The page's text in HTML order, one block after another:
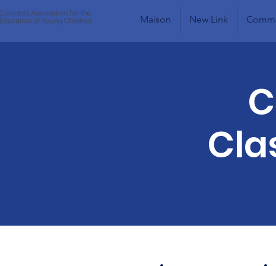
Maison New Link